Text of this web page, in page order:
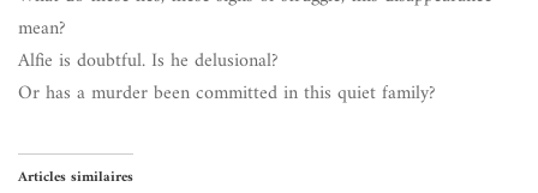
mean?
Alfie is doubtful. Is he delusional?
Or has a murder been committed in this quiet family?
Articles similaires